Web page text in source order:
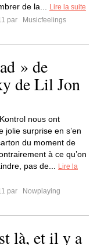
de la...
Lire la suite
par
Musicfeelings
» de
de Lil Jon
nous ont
jolie surprise en s’en
du moment de
à ce qu’on
pas de...
Lire la
par
Nowplaying
là, et il y a